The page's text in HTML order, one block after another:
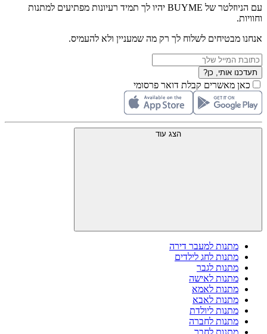
עם הניוזלטר של BUYME יהיו לך תמיד רעיונות מפתיעים למתנות
וחוויות.
אנחנו מבטיחים לשלוח לך רק מה שמעניין ולא להעמיס.
תעדכנו אותי, כן?
כאן מאשרים קבלת דואר פרסומי
הצג עוד
מתנות למעבר דירה
מתנות לחג לילדים
מתנות לגבר
מתנות לאישה
מתנות לאמא
מתנות לאבא
מתנות ליולדת
מתנות לחברה
מתנות לחבר